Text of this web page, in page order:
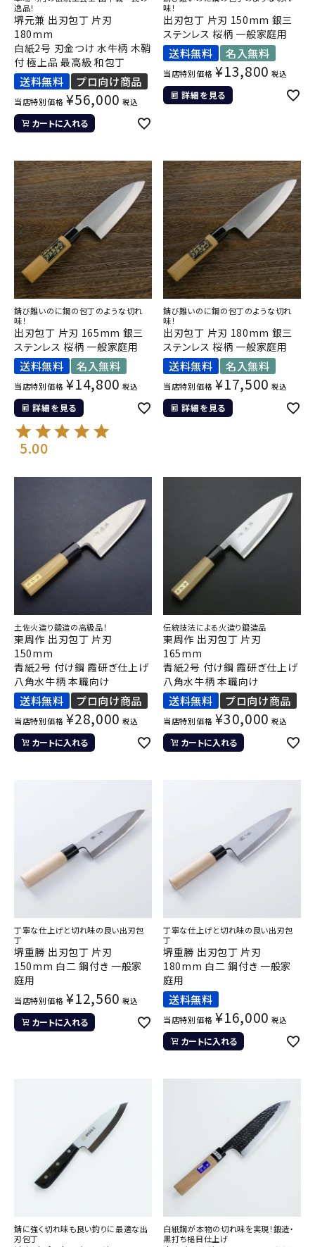
逸品！
堺元兼 出刃包丁 片刃
180mm
白紙2号 刃金つけ 水牛柄 木鞘
付 極上品 最高級 和包丁
送料無料 プロ向け商品
当店特別価格 ¥56,000 税込
カートに入れる
味！
出刃包丁 片刃 150mm 銀三
ステンレス 桜柄 一般家庭用
送料無料 名入無料
当店特別価格 ¥13,800 税込
詳細を見る
錆び難いのに鋼の包丁のような切れ
味！
出刃包丁 片刃 165mm 銀三
ステンレス 桜柄 一般家庭用
送料無料 名入無料
当店特別価格 ¥14,800 税込
詳細を見る
5.00
錆び難いのに鋼の包丁のような切れ
味！
出刃包丁 片刃 180mm 銀三
ステンレス 桜柄 一般家庭用
送料無料 名入無料
当店特別価格 ¥17,500 税込
詳細を見る
土佐火造り鍛造の高級品！
東周作 出刃包丁 片刃
150mm
青紙2号 付け鋼 霞研ぎ仕上げ
八角水牛柄 本職向け
送料無料 プロ向け商品
当店特別価格 ¥28,000 税込
カートに入れる
伝統技法による火造り鍛造品
東周作 出刃包丁 片刃
165mm
青紙2号 付け鋼 霞研ぎ仕上げ
八角水牛柄 本職向け
送料無料 プロ向け商品
当店特別価格 ¥30,000 税込
カートに入れる
丁寧な仕上げと切れ味の良い出刃包
丁
堺重勝 出刃包丁 片刃
150mm 白二 鋼付き 一般家
庭用
当店特別価格 ¥12,560 税込
カートに入れる
丁寧な仕上げと切れ味の良い出刃包
丁
堺重勝 出刃包丁 片刃
180mm 白二 鋼付き 一般家
庭用
送料無料
当店特別価格 ¥16,000 税込
カートに入れる
錆に強く切れ味も良い釣りに最適な出
刃包丁
白紙鋼が本物の切れ味を実現！鍛造・
黒打ち槌目仕上げ